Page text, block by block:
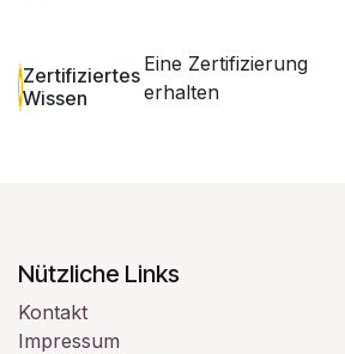
Zertifiziertes
Wissen
Eine Zertifizierung
erhalten
Nützliche Links
Kontakt
Impressum